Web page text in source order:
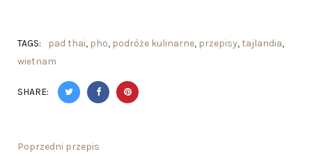
TAGS: pad thai, pho, podróże kulinarne, przepisy,tajlandia,
wietnam
SHARE:
Poprzedni przepis